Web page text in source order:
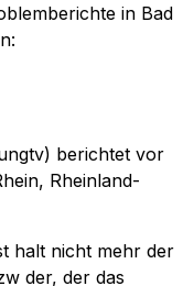
in Bad
berichtet vor
Rheinland-
halt nicht mehr der
der, der das